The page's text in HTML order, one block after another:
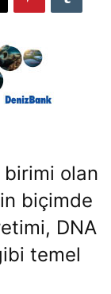
olan
biçimde
DNA
temel